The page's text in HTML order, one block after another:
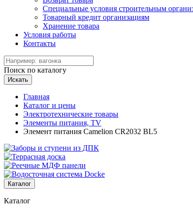
Специальные условия строительным
Товарный кредит организациям
Хранение товара
Условия работы
Контакты
Поиск по каталогу
Искать
Главная
Каталог и цены
Электротехнические товары
Элементы питания, TV
Элемент питания Camelion СR2032 BL5
Каталог
Каталог